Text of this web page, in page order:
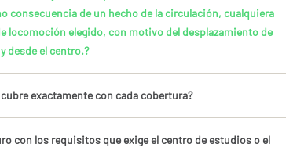
consecuencia de un hecho de la circulación, cualquiera
locomoción elegido, con motivo del desplazamiento de
desde el centro.?
exactamente con cada cobertura?
con los requisitos que exige el centro de estudios o el